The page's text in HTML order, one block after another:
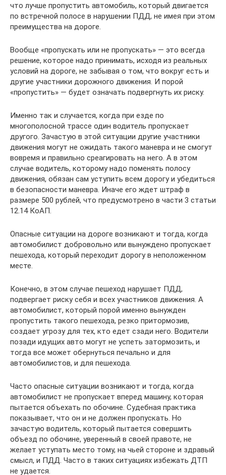
что лучше пропустить автомобиль, который двигается
по встречной полосе в нарушении ПДД, не имея при этом
преимущества на дороге.
Вообще «пропускать или не пропускать» — это всегда
решение, которое надо принимать, исходя из реальных
условий на дороге, не забывая о том, что вокруг есть и
другие участники дорожного движения. И порой
«пропустить» — будет означать подвергнуть их риску.
Именно так и случается, когда при езде по
многополосной трассе один водитель пропускает
другого. Зачастую в этой ситуации другие участники
движения могут не ожидать такого маневра и не смогут
вовремя и правильно среагировать на него. А в этом
случае водитель, которому надо поменять полосу
движения, обязан сам уступить всем дорогу и убедиться
в безопасности маневра. Иначе его ждет штраф в
размере 500 рублей, что предусмотрено в части 3 статьи
12.14 КоАП.
Опасные ситуации на дороге возникают и тогда, когда
автомобилист добровольно или вынуждено пропускает
пешехода, который переходит дорогу в неположенном
месте.
Конечно, в этом случае пешеход нарушает ПДД,
подвергает риску себя и всех участников движения. А
автомобилист, который порой именно вынужден
пропустить такого пешехода, резко притормозив,
создает угрозу для тех, кто едет сзади него. Водители
позади идущих авто могут не успеть затормозить, и
тогда все может обернуться печально и для
автомобилистов, и для пешехода.
Часто опасные ситуации возникают и тогда, когда
автомобилист не пропускает вперед машину, которая
пытается объехать по обочине. Судебная практика
показывает, что он и не должен пропускать. Но
зачастую водитель, который пытается совершить
объезд по обочине, уверенный в своей правоте, не
желает уступать место тому, на чьей стороне и здравый
смысл, и ПДД. Часто в таких ситуациях избежать ДТП
не удается.